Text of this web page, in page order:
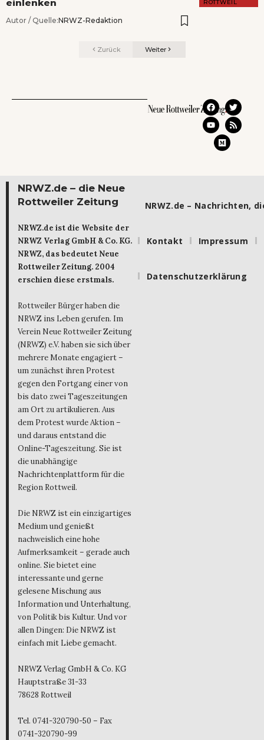
ROTTWEIL
einlenken
Autor / Quelle:NRWZ-Redaktion
Zurück Weiter
NRWZ.de – die Neue
Rottweiler Zeitung
NRWZ.de ist die Website der
NRWZ Verlag GmbH & Co. KG.
NRWZ, das bedeutet Neue
Rottweiler Zeitung. 2004
erschien diese erstmals.
Rottweiler Bürger haben die
NRWZ ins Leben gerufen. Im
Verein Neue Rottweiler Zeitung
(NRWZ) e.V. haben sie sich über
mehrere Monate engagiert –
um zunächst ihren Protest
gegen den Fortgang einer von
bis dato zwei Tageszeitungen
am Ort zu artikulieren. Aus
dem Protest wurde Aktion –
und daraus entstand die
Online-Tageszeitung. Sie ist
die unabhängige
Nachrichtenplattform für die
Region Rottweil.
Die NRWZ ist ein einzigartiges
Medium und genießt
nachweislich eine hohe
Aufmerksamkeit – gerade auch
online. Sie bietet eine
interessante und gerne
gelesene Mischung aus
Information und Unterhaltung,
von Politik bis Kultur. Und vor
allen Dingen: Die NRWZ ist
einfach mit Liebe gemacht.
NRWZ Verlag GmbH & Co. KG
Hauptstraße 31-33
78628 Rottweil
Tel. 0741-320790-50 – Fax
0741-320790-99
NRWZ.de – Nachrichten,
Kontakt Impressum
Datenschutzerklärung